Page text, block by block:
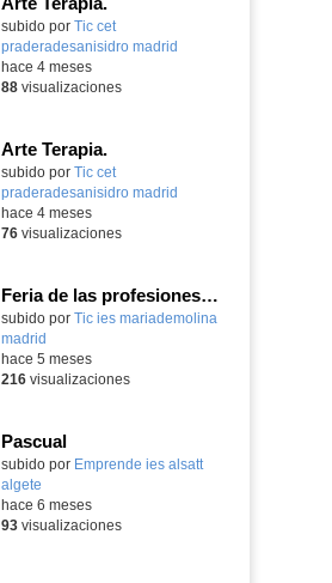
Contenido educativo.
subido por Tic cet
praderadesanisidro madrid
hace 4 meses
88visualizaciones
Arte Terapia.
Contenido educativo.
subido por Tic cet
praderadesanisidro madrid
hace 4 meses
76visualizaciones
Feria de las profesiones 2026. IES María de Molina
subido por Tic ies mariademolina
madrid
hace 5 meses
216visualizaciones
Pascual
subido por Emprende ies alsatt
algete
hace 6 meses
93visualizaciones